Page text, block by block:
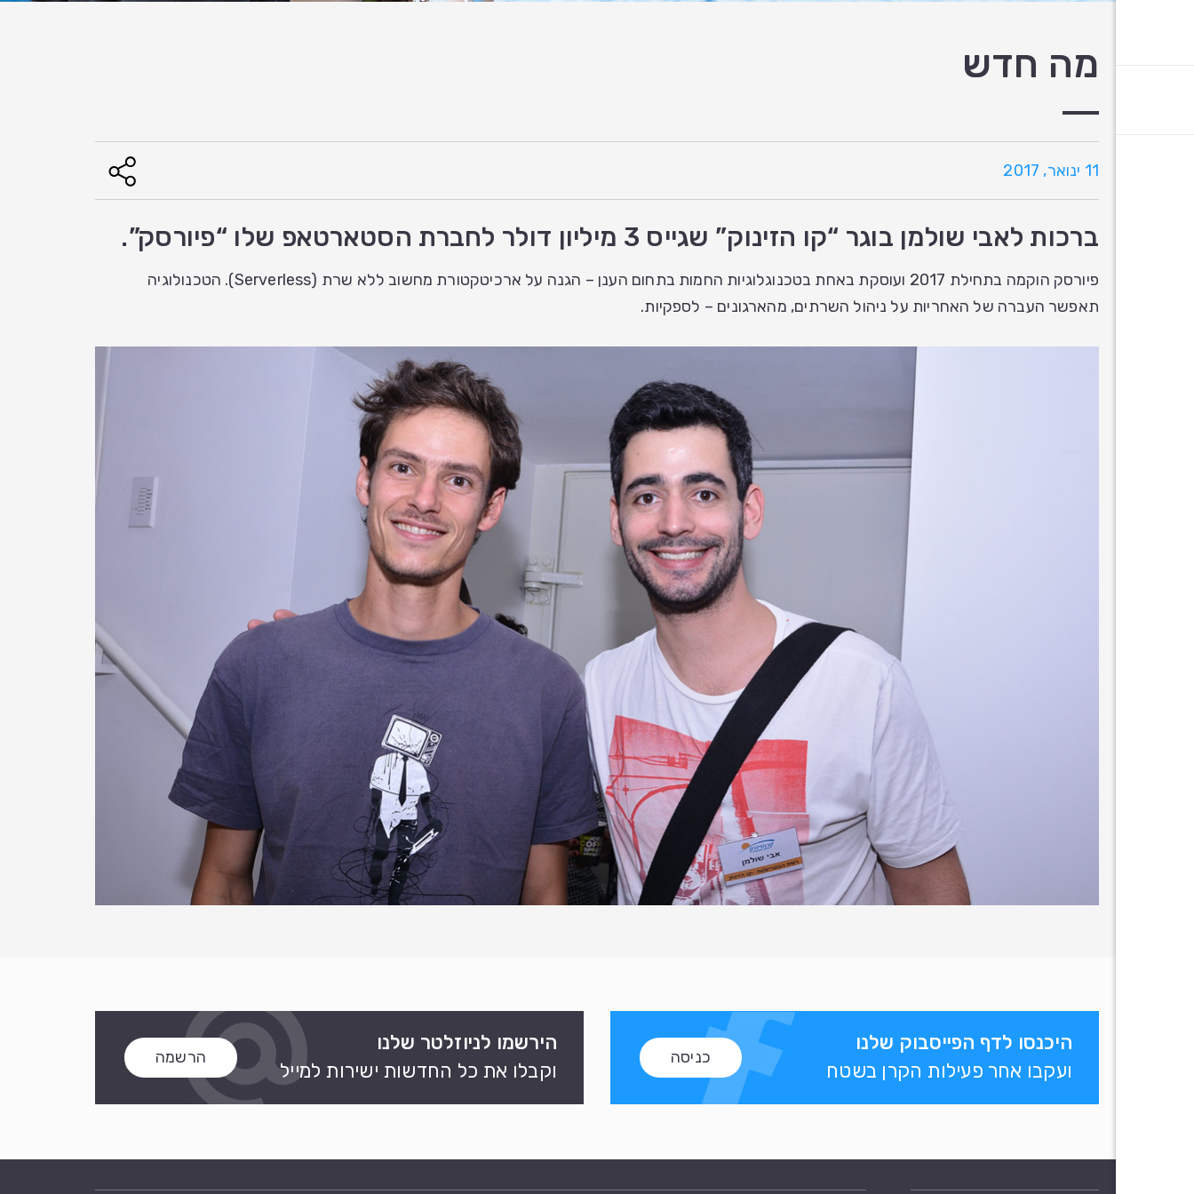
מה חדש
11 ינואר, 2017
ברכות לאבי שולמן בוגר “קו הזינוק” שגייס 3 מיליון דולר לחברת הסטארטאפ שלו “פיורסק”.
פיורסק הוקמה בתחילת 2017 ועוסקת באחת בטכנוגלוגיות החמות בתחום הענן – הגנה על ארכיטקטורת מחשוב ללא שרת (Serverless). הטכנולוגיה
תאפשר העברה של האחריות על ניהול השרתים, מהארגונים – לספקיות.
היכנסו לדף הפייסבוק שלנו
ועקבו אחר פעילות הקרן בשטח
כניסה
הירשמו לניוזלטר שלנו
וקבלו את כל החדשות ישירות למייל
הרשמה